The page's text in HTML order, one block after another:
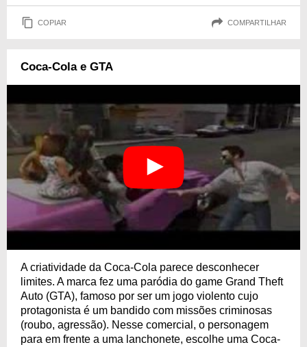
COPIAR COMPARTILHAR
Coca-Cola e GTA
A criatividade da Coca-Cola parece desconhecer
limites. A marca fez uma paródia do game Grand Theft
Auto (GTA), famoso por ser um jogo violento cujo
protagonista é um bandido com missões criminosas
(roubo, agressão). Nesse comercial, o personagem
para em frente a uma lanchonete, escolhe uma Coca-